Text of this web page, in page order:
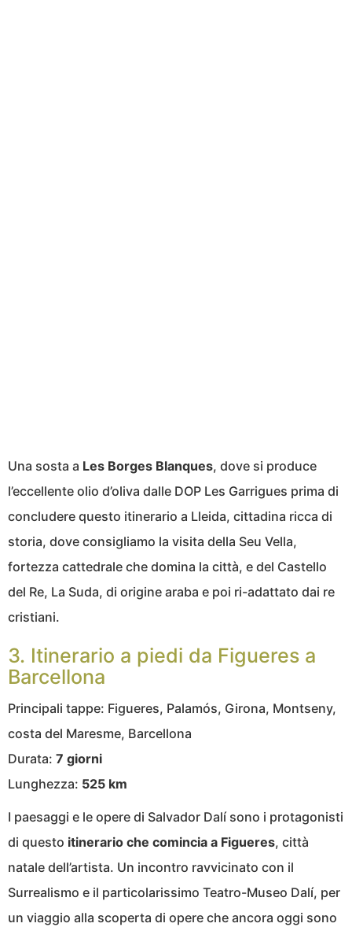
Una sosta a Les Borges Blanques, dove si produce
l’eccellente olio d’oliva dalle DOP Les Garrigues prima di
concludere questo itinerario a Lleida, cittadina ricca di
storia, dove consigliamo la visita della Seu Vella,
fortezza cattedrale che domina la città, e del Castello
del Re, La Suda, di origine araba e poi ri-adattato dai re
cristiani.
3. Itinerario a piedi da Figueres a
Barcellona
Principali tappe: Figueres, Palamós, Girona, Montseny,
costa del Maresme, Barcellona
Durata: 7 giorni
Lunghezza: 525 km
I paesaggi e le opere di Salvador Dalí sono i protagonisti
di questo itinerario che comincia a Figueres, città
natale dell’artista. Un incontro ravvicinato con il
Surrealismo e il particolarissimo Teatro-Museo Dalí, per
un viaggio alla scoperta di opere che ancora oggi sono